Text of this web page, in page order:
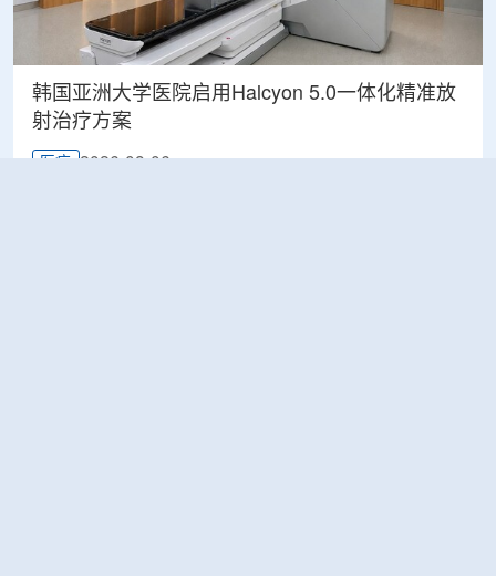
韩国亚洲大学医院启用Halcyon 5.0一体化精准放
射治疗方案
医疗 2026-08-06